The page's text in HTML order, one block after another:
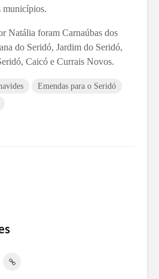
municípios.
Natália foram Carnaúbas dos
do Seridó, Jardim do Seridó,
Caicó e Currais Novos.
Emendas para o Seridó